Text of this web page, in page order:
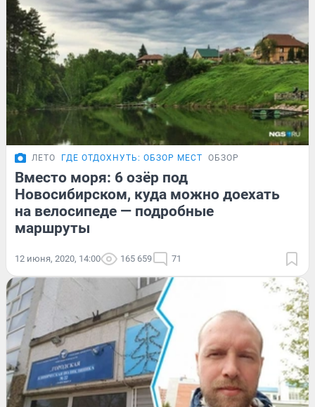
ЛЕТО ГДЕ ОТДОХНУТЬ: ОБЗОР МЕСТ ОБЗОР
Вместо моря: 6 озёр под
Новосибирском, куда можно доехать
на велосипеде — подробные
маршруты
12 июня, 2020, 14:00 165 659 71